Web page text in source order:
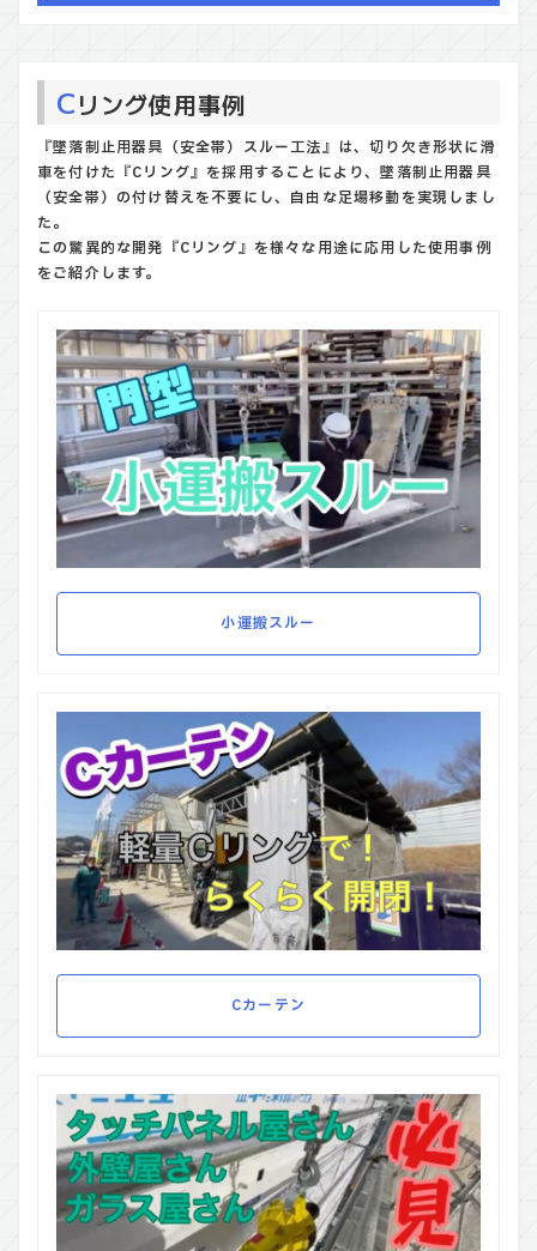
Cリング使用事例
『墜落制止用器具（安全帯）スルー工法』は、切り欠き形状に滑
車を付けた『Cリング』を採用することにより、墜落制止用器具
（安全帯）の付け替えを不要にし、自由な足場移動を実現しまし
た。
この驚異的な開発『Cリング』を様々な用途に応用した使用事例
をご紹介します。
小運搬スルー
Cカーテン